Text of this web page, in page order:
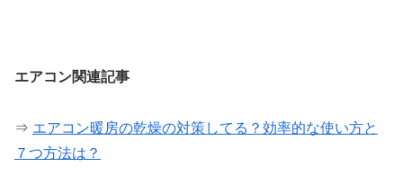
エアコン関連記事
⇒ エアコン暖房の乾燥の対策してる？効率的な使い方と
７つ方法は？